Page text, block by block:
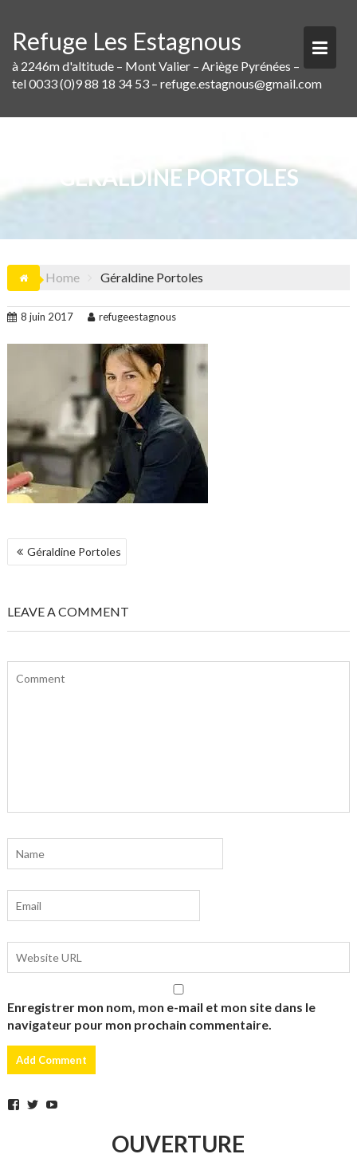
content
Refuge Les Estagnous
à 2246m d'altitude – Mont Valier – Ariège Pyrénées –
tel 0033 (0)9 88 18 34 53 – refuge.estagnous@gmail.com
GÉRALDINE PORTOLES
Home Géraldine Portoles
8 juin 2017 refugeestagnous
NAVIGATION
DE
Géraldine Portoles
LEAVE A COMMENT
Enregistrer mon nom, mon e-mail et mon site dans le
navigateur pour mon prochain commentaire.
Facebook
TwitterYouTube
OUVERTURE